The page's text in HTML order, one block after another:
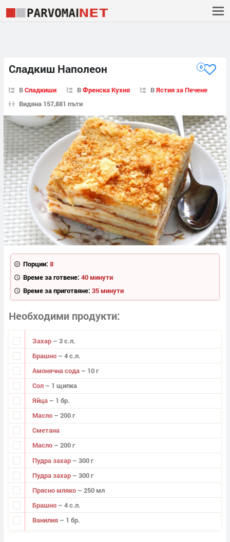
Сладкиш Наполеон 0
ВСладкиши ВФренска Кухня ВЯстия за Печене
Видяна 157,881 пъти
Порции: 8
Време за готвене: 40 минути
Време за приготвяне: 35 минути
Необходими продукти
Захар – 3 с.л.
Брашно – 4 с.л.
Амонячна сода – 10 г
Сол – 1 щипка
Яйца – 1 бр.
Масло – 200 г
Сметана
Масло – 200 г
Пудра захар – 300 г
Пудра захар – 300 г
Прясно мляко – 250 мл
Брашно – 4 с.л.
Ванилия – 1 бр.